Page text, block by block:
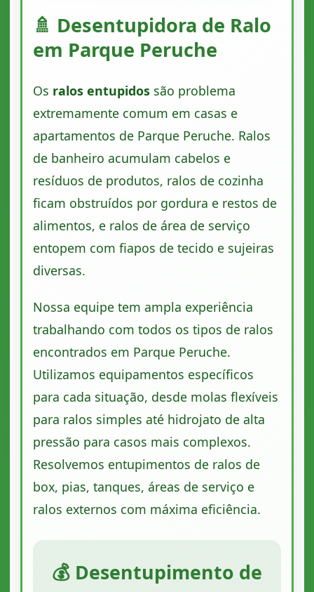
🚿 Desentupidora de Ralo
em Parque Peruche
Os ralos entupidossão problema
extremamente comum em casas e
apartamentos de Parque Peruche. Ralos
de banheiro acumulam cabelos e
resíduos de produtos, ralos de cozinha
ficam obstruídos por gordura e restos de
alimentos, e ralos de área de serviço
entopem com fiapos de tecido e sujeiras
diversas.
Nossa equipe tem ampla experiência
trabalhando com todos os tipos de ralos
encontrados em Parque Peruche.
Utilizamos equipamentos específicos
para cada situação, desde molas flexíveis
para ralos simples até hidrojato de alta
pressão para casos mais complexos.
Resolvemos entupimentos de ralos de
box, pias, tanques, áreas de serviço e
ralos externos com máxima eficiência.
💰 Desentupimento de